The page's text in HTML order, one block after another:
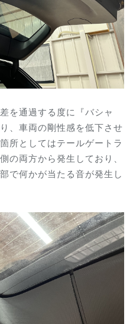
を通過する度に『バシャ
、車両の剛性感を低下させ
所としてはテールゲートラ
の両方から発生しており、
で何かが当たる音が発生し